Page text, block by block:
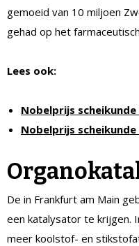
gemoeid van 10 miljoen
gehad op het
Lees ook:
Nobelprijs
Nobelprijs
De in Frankfurt am Main
een katalysator te krijgen.
meer koolstof- en